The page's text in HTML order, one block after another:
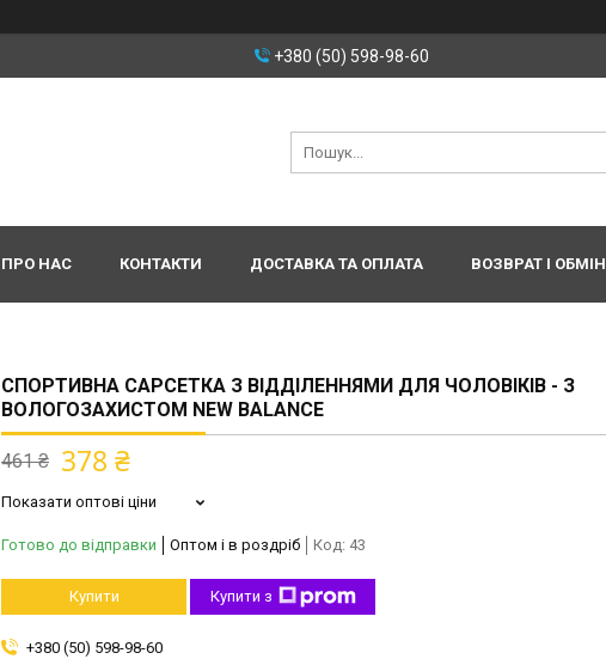
+380 (50) 598-98-60
ПРО НАС КОНТАКТИ ДОСТАВКА ТА ОПЛАТА ВОЗВРАТ І ОБМІН
СПОРТИВНА САРСЕТКА З ВІДДІЛЕННЯМИ ДЛЯ ЧОЛОВІКІВ - З
ВОЛОГОЗАХИСТОМ NEW BALANCE
461 ₴ 378 ₴
Показати оптові ціни
Готово до відправки Оптом і в роздріб Код: 43
Купити Купити з
+380 (50) 598-98-60